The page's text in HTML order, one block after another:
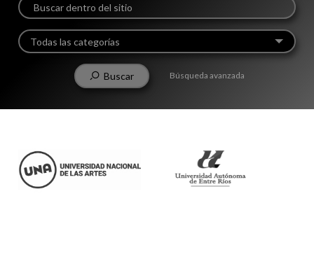
Todas las categorías
Buscar Búsqueda avanzada